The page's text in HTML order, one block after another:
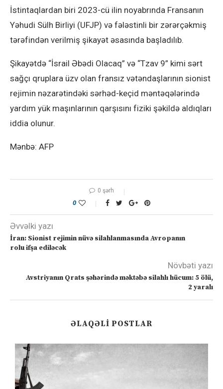
İstintaqlardan biri 2023-cü ilin noyabrında Fransanın
Yəhudi Sülh Birliyi (UFJP) və fələstinli bir zərərçəkmiş
tərəfindən verilmiş şikayət əsasında başladılıb.
Şikayətdə “İsrail Əbədi Olacaq” və “Tzav 9” kimi sərt
sağçı qruplara üzv olan fransız vətəndaşlarının sionist
rejimin nəzarətindəki sərhəd-keçid məntəqələrində
yardım yük maşınlarının qarşısını fiziki şəkildə aldıqları
iddia olunur.
Mənbə: AFP
0 şərh
0
Əvvəlki yazı
İran: Sionist rejimin nüvə silahlanmasında Avropanın
rolu ifşa ediləcək
Növbəti yazı
Avstriyanın Qrats şəhərində məktəbə silahlı hücum: 5 ölü,
2 yaralı
ƏLAQƏLI POSTLAR